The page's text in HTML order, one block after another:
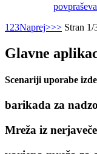
1 23Naprej>>> Stran 1/
Glavne
Scenariji uporabe
barikada za
Mreža iz